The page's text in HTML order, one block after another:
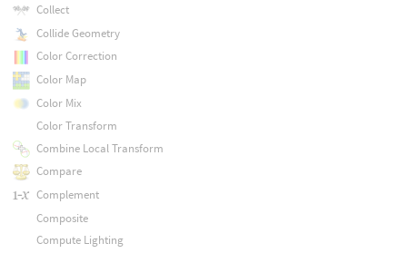
Collect
Collide Geometry
Color Correction
Color Map
Color Mix
Color Transform
Combine Local Transform
Compare
Complement
Composite
Compute Lighting